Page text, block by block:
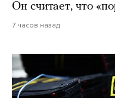
Он считает, что
7 часов назад